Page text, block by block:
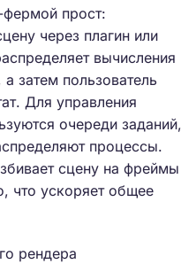
прост:
через плагин или
вычисления
затем пользователь
Для управления
очереди заданий,
процессы.
сцену на фреймы
что ускоряет общее
рендера